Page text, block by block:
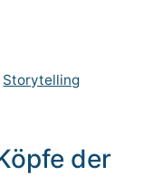
Storytelling
der